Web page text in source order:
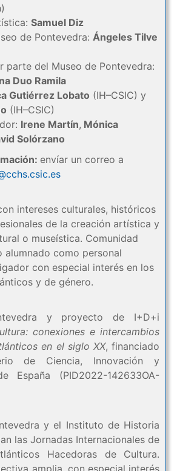
Samuel Diz
de Pontevedra: Ángeles Tilve
parte del Museo de Pontevedra:
Duo Ramila
Gutiérrez Lobato (IH–CSIC) y
(IH–CSIC)
Irene Martín, Mónica
Solórzano
envíar un correo a
intereses culturales, históricos
de la creación artística y
o museística. Comunidad
alumnado como personal
con especial interés en los
y de género.
y proyecto de I+D+i
conexiones e intercambios
en el siglo XX, financiado
de Ciencia, Innovación y
España (PID2022-142633OA-
y el Instituto de Historia
las Jornadas Internacionales de
Hacedoras de Cultura.
amplia, con especial interés